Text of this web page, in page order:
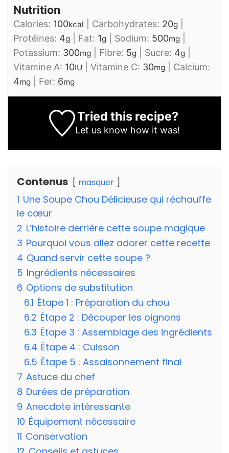
Nutrition
Calories: 100kcal Carbohydrates: 20g
Protéines: 4g Fat: 1g Sodium: 500mg
Potassium: 300mg Fibre: 5g Sucre: 4g
Vitamine A: 10IU Vitamine C: 30mg
Calcium:
4mg Fer: 6mg
Tried this recipe?
Let us know how it was!
Contenus masquer
1 Une Soupe Chou Délicieuse qui réchauffe
le cœur
2 L’histoire derrière cette soupe magique
3 Pourquoi vous allez adorer cette recette
4 Quand servir cette soupe ?
5 Ingrédients nécessaires
6 Options de substitution
6.1 Étape 1 : Préparation du chou
6.2 Étape 2 : Découper les oignons
6.3 Étape 3 : Assemblage des ingrédients
6.4 Étape 4 : Cuisson
6.5 Étape 5 : Assaisonnement final
7 Astuce du chef
8 Durées de préparation
9 Anecdote intéressante
10 Équipement nécessaire
11 Conservation